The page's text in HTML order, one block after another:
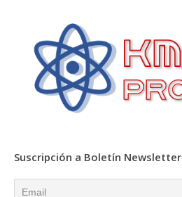
Suscripción a Boletín Newsletter